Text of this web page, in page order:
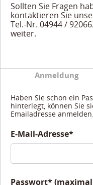
Anmeldung
Haben Sie schon ein
hinterlegt, können Sie
Emailadresse anmelden.
E-Mail-Adresse*
Passwort* (maximal
Sollten Sie Fragen
kontaktieren Sie
Tel.-Nr. 04944 /
weiter.